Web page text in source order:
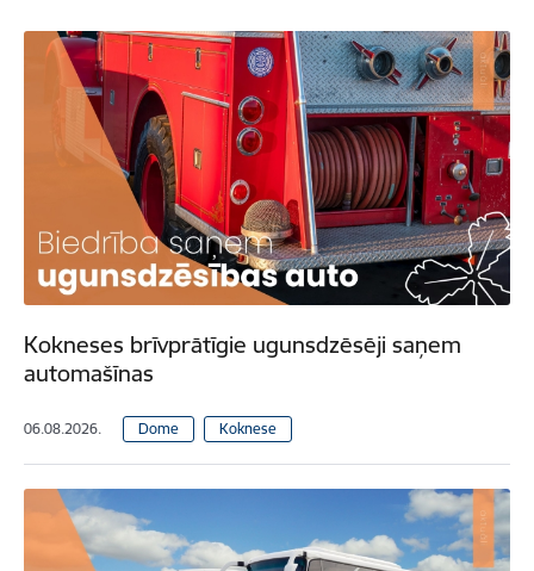
Kokneses brīvprātīgie ugunsdzēsēji saņem
automašīnas
06.08.2026. Dome Koknese